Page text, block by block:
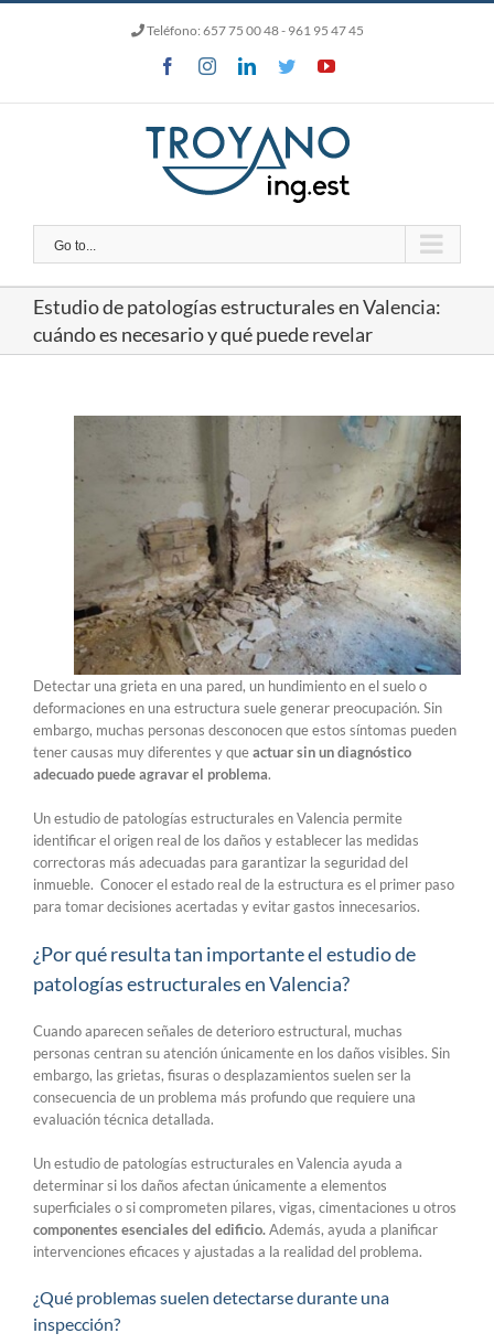
Teléfono: 657 75 00 48- 961 95 47 45
FacebookInstagramLinkedIn
TwitterYouTube
Go to...
Estudio de patologías estructurales en Valencia:
cuándo es necesario y qué puede revelar
Detectar una grieta en una pared, un hundimiento en el suelo o
deformaciones en una estructura suele generar preocupación. Sin
embargo, muchas personas desconocen que estos síntomas pueden
tener causas muy diferentes y queactuar sin un diagnóstico
adecuado puede agravar el problema.
Un estudio de patologías estructurales en Valencia permite
identificar el origen real de los daños y establecer las medidas
correctoras más adecuadas para garantizar la seguridad del
inmueble. Conocer el estado real de la estructura es el primer paso
para tomar decisiones acertadas y evitar gastos innecesarios.
¿Por qué resulta tan importante el estudio de
patologías estructurales en Valencia?
Cuando aparecen señales de deterioro estructural, muchas
personas centran su atención únicamente en los daños visibles. Sin
embargo, las grietas, fisuras o desplazamientos suelen ser la
consecuencia de un problema más profundo que requiere una
evaluación técnica detallada.
Un estudio de patologías estructurales en Valencia ayuda a
determinar si los daños afectan únicamente a elementos
superficiales o si comprometen pilares, vigas, cimentaciones u otros
componentes esenciales del edificio.Además, ayuda a planificar
intervenciones eficaces y ajustadas a la realidad del problema.
¿Qué problemas suelen detectarse durante una
inspección?